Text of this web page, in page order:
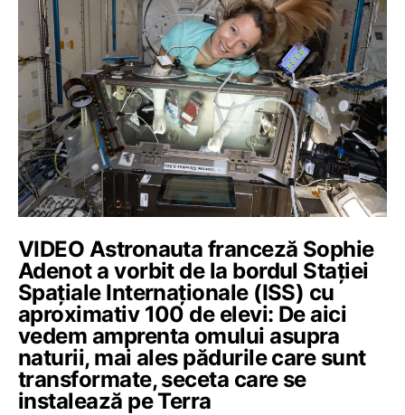
VIDEO Astronauta franceză Sophie
Adenot a vorbit de la bordul Staţiei
Spaţiale Internaţionale (ISS) cu
aproximativ 100 de elevi: De aici
vedem amprenta omului asupra
naturii, mai ales pădurile care sunt
transformate, seceta care se
instalează pe Terra